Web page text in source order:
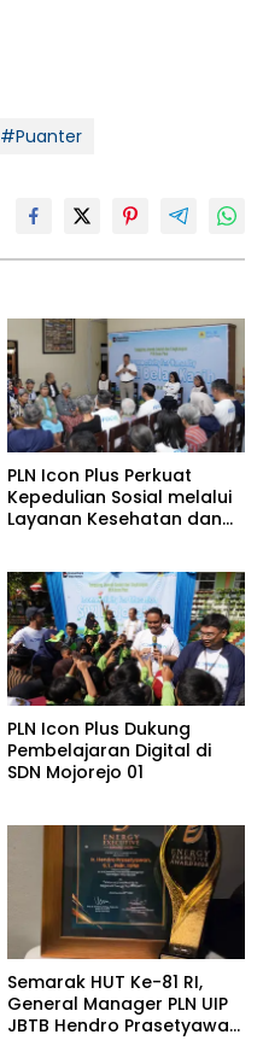
#Puanter
PLN Icon Plus Perkuat
Kepedulian Sosial melalui
Layanan Kesehatan dan
PLN Icon Plus Dukung
Pembelajaran Digital di
SDN Mojorejo 01
Semarak HUT Ke-81 RI,
General Manager PLN UIP
JBTB Hendro Prasetyawan